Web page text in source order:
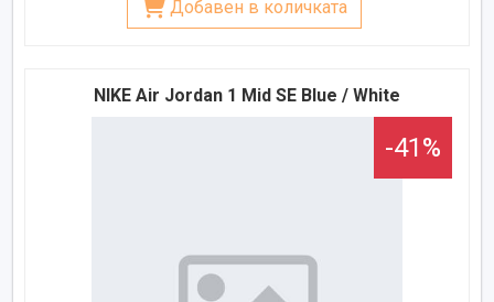
Добавен в количката
NIKE Air Jordan 1 Mid SE Blue / White
-41%